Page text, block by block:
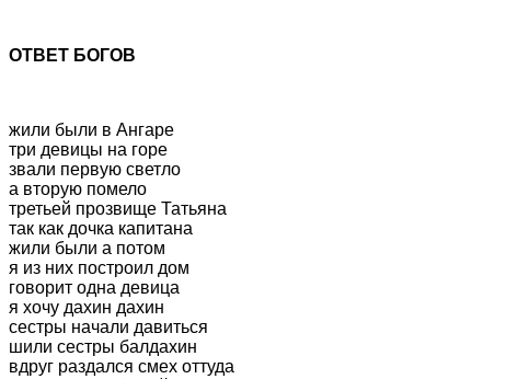
ОТВЕТ БОГОВ
жили были в Ангаре
три девицы на горе
звали первую светло
а вторую помело
третьей прозвище Татьяна
так как дочка капитана
жили были а потом
я из них построил дом
говорит одна девица
я хочу дахин дахин
сестры начали давиться
шили сестры балдахин
вдруг раздался смех оттуда